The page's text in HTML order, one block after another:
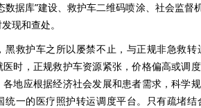
数据库”建设、救护车二维码喷涂、社会监
现和查处。
救护车之所以屡禁不止，与正规非急救转
时，正规救护车资源紧张，价格偏高或调
地应根据经济社会发展和患者需求，科学
统一的医疗照护转运调度平台。只有疏堵